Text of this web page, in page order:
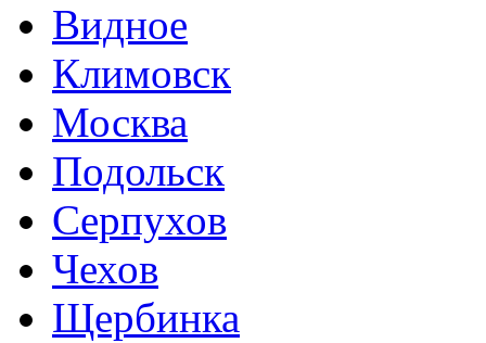
Видное
Климовск
Москва
Подольск
Серпухов
Чехов
Щербинка